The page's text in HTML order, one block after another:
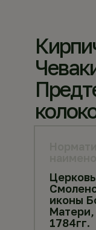
Церковь
иконы
1784гг.